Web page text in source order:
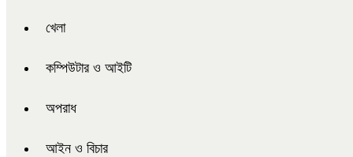
খেলা
কম্পিউটার ও আইটি
অপরাধ
আইন ও বিচার